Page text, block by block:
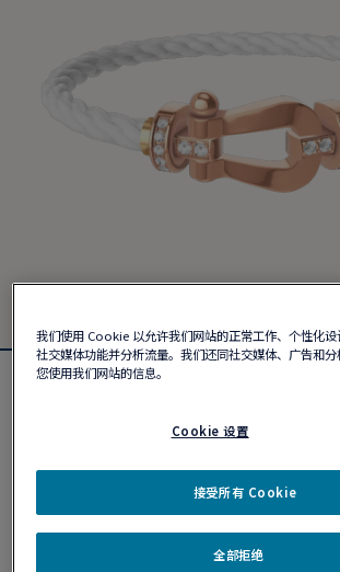
个性化定制
作品编号
我们使用 Cookie 以允许我们网站的正常工作、个性化
社交媒体功能并分析流量。我们还同社交媒体、广告和
您使用我们网站的信息。
Cookie 设置
全部拒绝
接受所有 Cookie